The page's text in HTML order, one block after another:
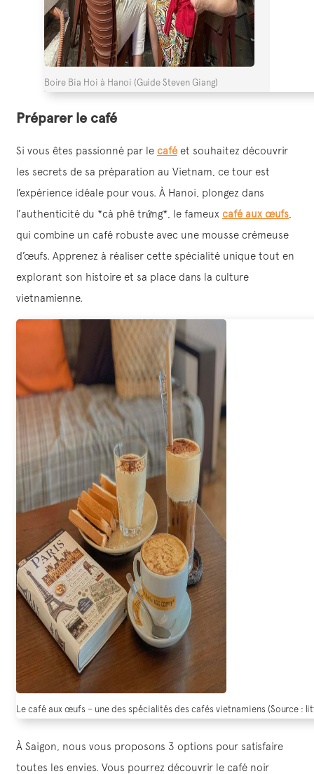
Boire Bia Hoi à Hanoi (Guide Steven Giang)
Préparer le café
Si vous êtes passionné par le caféet souhaitez découvrir
les secrets de sa préparation au Vietnam, ce tour est
l’expérience idéale pour vous. À Hanoi, plongez dans
l’authenticité du *cà phê trứng*, le fameux café aux œufs
qui combine un café robuste avec une mousse crémeuse
d’œufs. Apprenez à réaliser cette spécialité unique tout en
explorant son histoire et sa place dans la culture
vietnamienne.
Le café aux œufs – une des spécialités des cafés vietnamiens (Source :
À Saigon, nous vous proposons 3 options pour satisfaire
toutes les envies. Vous pourrez découvrir le café noir